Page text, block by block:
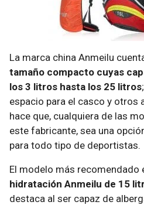
La marca china Anmeilu
tamaño compacto cuyas
los 3 litros hasta los 25 litros
espacio para el casco y otros
hace que, cualquiera de las
este fabricante, sea una
para todo tipo de deportistas.
El modelo más recomendado
hidratación Anmeilu de 15
destaca al ser capaz de